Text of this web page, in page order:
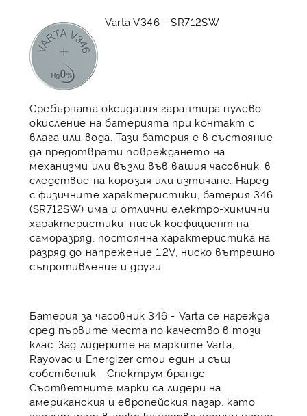
Varta V346 - SR712SW
Сребърната оксидация гарантира нулево
окисление на батерията при контакт с
влага или вода. Тази батерия е в състояние
да предотврати повреждането на
механизми или възли във вашия часовник, в
следствие на корозия или изтичане. Наред
с физичните характеристики, батерия 346
(SR712SW) има и отлични електро-химични
характеристики: нисък коефициент на
саморазряд, постоянна характеристика на
разряд до напрежение 1.2V, ниско вътрешно
съпротивление и други.
Батерия за часовник 346 - Varta се нарежда
сред първите места по качество в този
клас. Зад лидерите на марките Varta,
Rayovac и Energizer стои един и същ
собственик - Спектрум брандс.
Съответните марки са лидери на
американския и европейския пазар, като